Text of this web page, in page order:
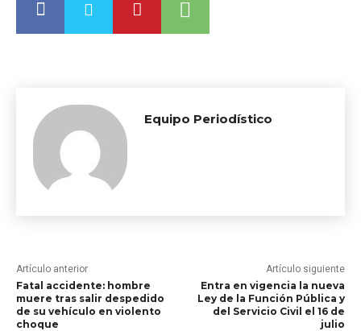
Equipo Periodístico
Artículo anterior
Fatal accidente: hombre
muere tras salir despedido
de su vehículo en violento
choque
Artículo siguiente
Entra en vigencia la nueva
Ley de la Función Pública y
del Servicio Civil el 16 de
julio